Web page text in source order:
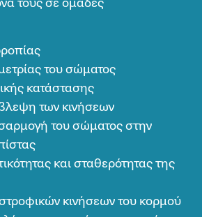
του σώματος
κατάστασης
των κινήσεων
του σώματος στην
και σταθερότητας της
κινήσεων του κορμού